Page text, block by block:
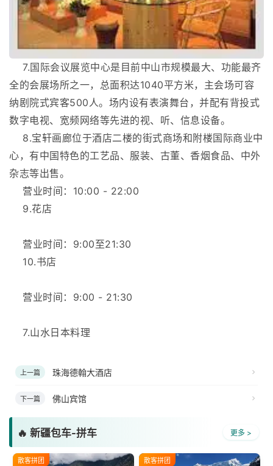
7.国际会议展览中心是目前中山市规模最大、功能最齐
全的会展场所之一，总面积达1040平方米，主会场可容
纳剧院式宾客500人。场内设有表演舞台，并配有背投式
数字电视、宽频网络等先进的视、听、信息设备。
8.宝轩画廊位于酒店二楼的街式商场和附楼国际商业中
心，有中国特色的工艺品、服装、古董、香烟食品、中外
杂志等出售。
营业时间：10:00 - 22:00
9.花店
营业时间：9:00至21:30
10.书店
营业时间：9:00 - 21:30
7.山水日本料理
上一篇 珠海德翰大酒店
下一篇 佛山宾馆
🔥 新疆包车-拼车 更多 >
散客拼团 散客拼团